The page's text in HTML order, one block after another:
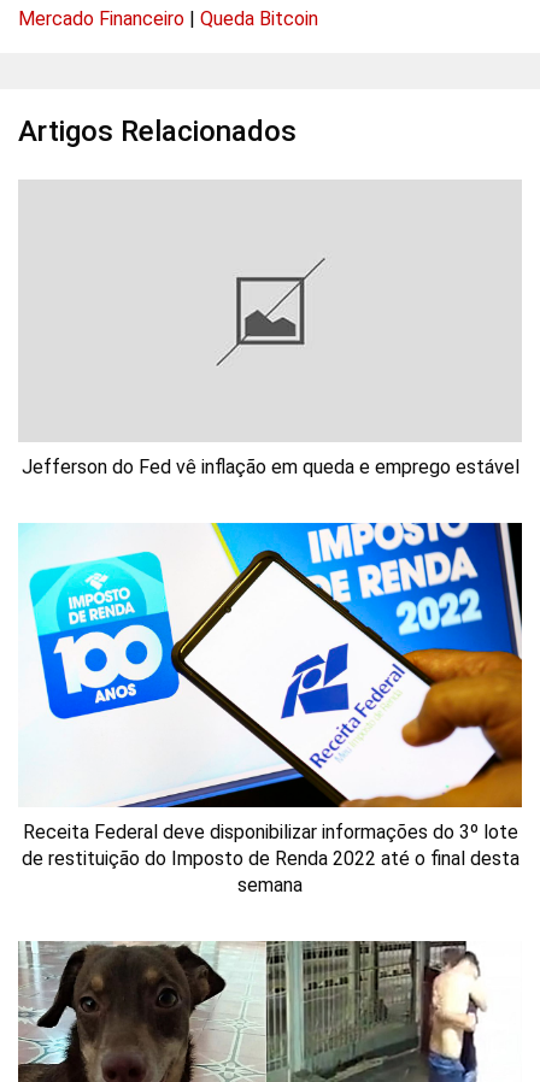
Mercado Financeiro | Queda Bitcoin
Artigos Relacionados
Jefferson do Fed vê inflação em queda e emprego estável
Receita Federal deve disponibilizar informações do 3º lote
de restituição do Imposto de Renda 2022 até o final desta
semana